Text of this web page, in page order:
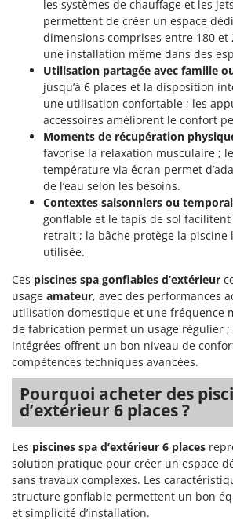
Simatech
Sirman
Skil
Smartwood
Smeg
Snapper
Solidur
Spice Electronics
Spiralmac
Spring Protezione
Spyro
Stanley
Stiga
Stocker
Sunseeker
T
Tecla
TecnoGen
Tellarini Pompe
Telwin
Tenco
Tineco
les systèmes de chauffage et les
permettent de créer un espace
dimensions comprises entre 180
une installation même dans des
Utilisation partagée avec famille
jusqu’à 6 places et la disposition
une utilisation confortable ; les
accessoires améliorent le confort
Moments de récupération
favorise la relaxation musculaire ;
température via écran permet
de l’eau selon les besoins.
Contextes saisonniers ou
gonflable et le tapis de sol facilitent
retrait ; la bâche protège la piscine
utilisée.
Ces piscines spa gonflables d’extérieur
usage amateur, avec des performances
utilisation domestique et une fréquence
de fabrication permet un usage régulier
intégrées offrent un bon niveau de
compétences techniques avancées.
Pourquoi acheter des
d’extérieur 6 places ?
Les piscines spa d’extérieur 6 places
solution pratique pour créer un espace
sans travaux complexes. Les
structure gonflable permettent un bon
et simplicité d’installation.